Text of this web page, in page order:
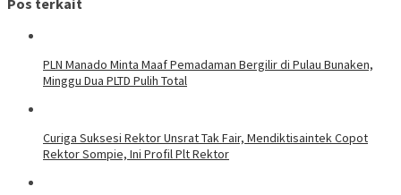
Pos terkait
PLN Manado Minta Maaf Pemadaman Bergilir di Pulau Bunaken,
Minggu Dua PLTD Pulih Total
Curiga Suksesi Rektor Unsrat Tak Fair, Mendiktisaintek Copot
Rektor Sompie, Ini Profil Plt Rektor